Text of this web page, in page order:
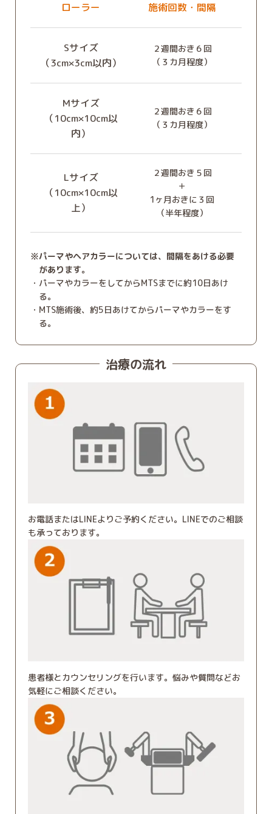
ローラー 施術回数・間隔
Sサイズ
（3cm×3cm以内）
２週間おき６回
（３カ月程度）
Mサイズ
（10cm×10cm以
内）
２週間おき６回
（３カ月程度）
Lサイズ
（10cm×10cm以
上）
２週間おき５回
＋
1ヶ月おきに３回
（半年程度）
パーマやヘアカラーについては、間隔をあける必要
があります。
パーマやカラーをしてからMTSまでに約10日あけ
る。
MTS施術後、約5日あけてからパーマやカラーをす
る。
治療の流れ
お電話またはLINEよりご予約ください。LINEでのご相談
も承っております。
患者様とカウンセリングを行います。悩みや質問などお
気軽にご相談ください。